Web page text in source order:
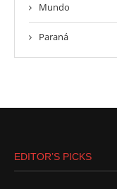
Mundo
Paraná
EDITOR’S PICKS